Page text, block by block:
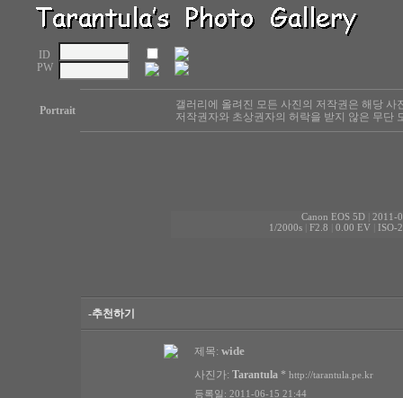
ID
PW
Portrait
갤러리에 올려진 모든 사진의 저작권은 해당
저작권자와 초상권자의 허락을 받지 않은 무단
Canon EOS 5D
2011-
1/2000s| F2.8 0.00 EV| ISO-
-추천하기
제목: wide
사진가: Tarantula * http://tarantula.pe.kr
등록일: 2011-06-15 21:44